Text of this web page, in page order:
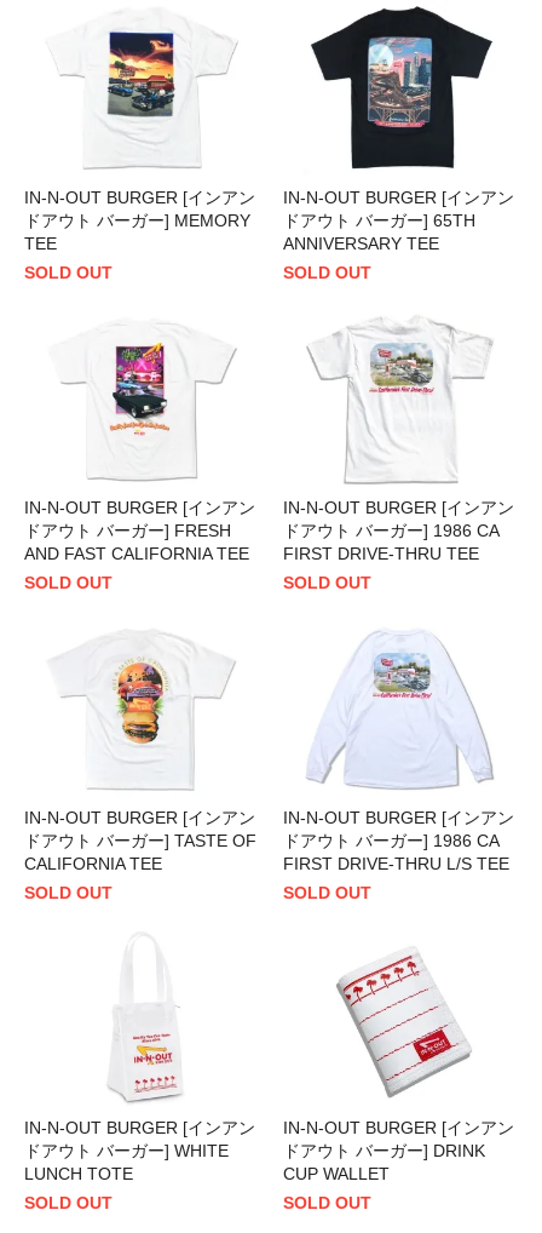
IN-N-OUT BURGER [インアン
ドアウト バーガー] MEMORY
TEE
SOLD OUT
IN-N-OUT BURGER [インアン
ドアウト バーガー] 65TH
ANNIVERSARY TEE
SOLD OUT
IN-N-OUT BURGER [インアン
ドアウト バーガー] FRESH
AND FAST CALIFORNIA TEE
SOLD OUT
IN-N-OUT BURGER [インアン
ドアウト バーガー] 1986 CA
FIRST DRIVE-THRU TEE
SOLD OUT
IN-N-OUT BURGER [インアン
ドアウト バーガー] TASTE OF
CALIFORNIA TEE
SOLD OUT
IN-N-OUT BURGER [インアン
ドアウト バーガー] 1986 CA
FIRST DRIVE-THRU L/S TEE
SOLD OUT
IN-N-OUT BURGER [インアン
ドアウト バーガー] WHITE
LUNCH TOTE
SOLD OUT
IN-N-OUT BURGER [インアン
ドアウト バーガー] DRINK
CUP WALLET
SOLD OUT